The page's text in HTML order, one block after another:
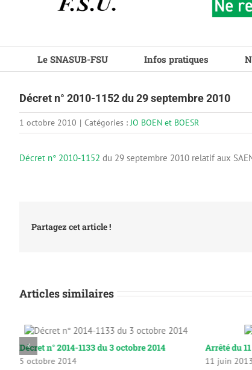
Le SNASUB-FSU Infos pratiques
Décret n° 2010-1152 du 29 septembre 2010
1 octobre 2010 | Catégories :JO BOEN et BOESR
Décret n° 2010-1152 du 29 septembre 2010 relatif aux
Partagez cet article !
Articles similaires
Décret n° 2014-1133 du 3 octobre 2014
5 octobre 2014
Arrêté du
11 juin